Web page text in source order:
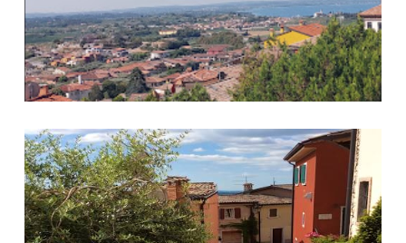
Centro storico Cavaion Veronese